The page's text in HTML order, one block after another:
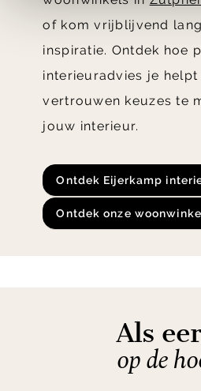
of kom vrijblijvend
inspiratie. Ontdek hoe
interieuradvies je
vertrouwen keuzes te
jouw interieur.
Ontdek Eijerkamp
Ontdek onze
Als
op de